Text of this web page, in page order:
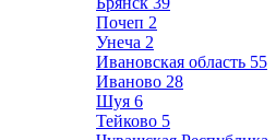
Почеп 2
Унеча 2
Ивановская область 55
Иваново 28
Шуя 6
Тейково 5